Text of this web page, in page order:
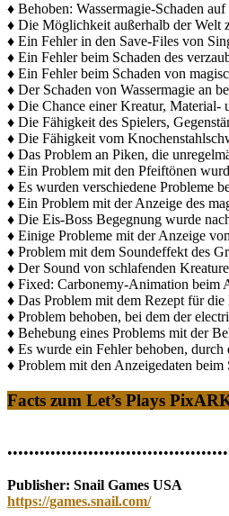
♦ Behoben: Wassermagie-Schaden
♦ Die Möglichkeit außerhalb der Welt
♦ Ein Fehler in den Save-Files von
♦ Ein Fehler beim Schaden des
♦ Ein Fehler beim Schaden von
♦ Der Schaden von Wassermagie an
♦ Die Chance einer Kreatur, Material-
♦ Die Fähigkeit des Spielers,
♦ Die Fähigkeit vom
♦ Das Problem an Piken, die
♦ Ein Problem mit den Pfeiftönen
♦ Es wurden verschiedene Probleme
♦ Ein Problem mit der Anzeige des
♦ Die Eis-Boss Begegnung wurde
♦ Einige Probleme mit der Anzeige
♦ Problem mit dem Soundeffekt des
♦ Der Sound von schlafenden
♦ Fixed: Carbonemy-Animation beim
♦ Das Problem mit dem Rezept für
♦ Problem behoben, bei dem der
♦ Behebung eines Problems mit der
♦ Es wurde ein Fehler behoben,
♦ Problem mit den Anzeigedaten
Facts zum Let’s Plays
Publisher: Snail Games USA
https://games.snail.com/